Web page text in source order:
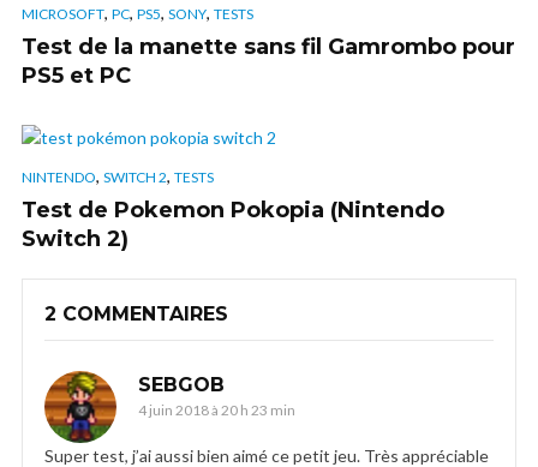
MICROSOFT, PC, PS5, SONY, TESTS
Test de la manette sans fil Gamrombo pour
PS5 et PC
NINTENDO, SWITCH 2, TESTS
Test de Pokemon Pokopia (Nintendo
Switch 2)
2 COMMENTAIRES
SEBGOB
4 juin 2018 à 20 h 23 min
Super test, j’ai aussi bien aimé ce petit jeu. Très appréciable